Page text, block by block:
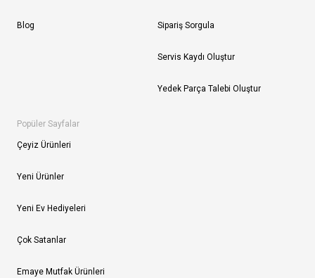
Blog Sipariş Sorgula
Servis Kaydı Oluştur
Yedek Parça Talebi Oluştur
Popüler Sayfalar
Çeyiz Ürünleri
Yeni Ürünler
Yeni Ev Hediyeleri
Çok Satanlar
Emaye Mutfak Ürünleri